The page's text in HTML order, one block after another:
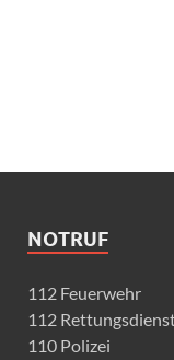
NOTRUF
112 Feuerwehr
112
110 Polizei